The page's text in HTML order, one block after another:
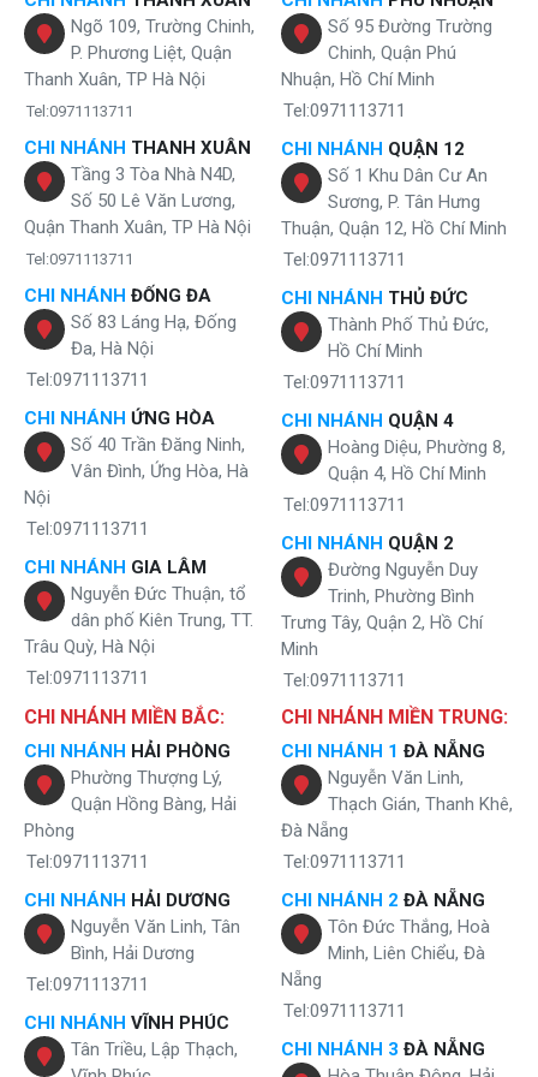
Cột trao đổi oxy kết tủa sắt Sakura với khả năng xử lý kim loại nặng
mạnh mẽ
Một trong những điểm nhấn quan trọng của SKGKUF313MI là
trao đổi oxy kết tủa sắtứng dụng công nghệ Ejector hiện đại. Hệ
thống này giúp hòa tan oxy vào nước, thúc đẩy quá trình oxy hóa sắt
và mangan hòa tan thành dạng kết tủa dễ dàng loại bỏ. Hiệu quả
mang lại:
Loại bỏ mùi tanh đặc trưng của nước giếng khoan
Hạn chế cặn nâu đỏ bám trên thiết bị vệ sinh
3 cột áp lực inox 304 - bền bỉ, an toàn, tuổi thọ cao
3 cột áp lực inox 304 kết hợp cùng vật liệu lọc cao cấp xử lý hiệu quả
nước giếng khoan
Hệ thống lọc tổng Sakura SKGKUF313MI được thiết kế với 3 cột áp lực
inox 304 kết hợp cùng vật liệu lọc chuyên dụng cao cấp, giúp xử lý
hiệu quả các tạp chất trong nước giếng khoan
Cột áp lực inox thứ nhất: Thực hiện bước tiền xử lý, loại bỏ các
tạp chất có kích thước lớn như bùn đất, cặn thô, rong rêu và
chất rắn lơ lửng thường xuất hiện trong nước giếng khoan.
Cột áp lực inox thứ hai: Sử dụng vật liệu lọc chuyên dụng để xử
Ngõ 109, Trường Chinh,
P. Phương Liệt, Quận
Thanh Xuân, TP Hà Nội
Tel:0971113711
CHI NHÁNH THANH XUÂN
Tầng 3 Tòa Nhà N4D,
Số 50 Lê Văn Lương,
Quận Thanh Xuân, TP Hà Nội
Tel:0971113711
CHI NHÁNH ĐỐNG ĐA
Số 83 Láng Hạ, Đống
Đa, Hà Nội
Tel:0971113711
CHI NHÁNH ỨNG HÒA
Số 40 Trần Đăng Ninh,
Vân Đình, Ứng Hòa, Hà
Nội
Tel:0971113711
CHI NHÁNH GIA LÂM
Nguyễn Đức Thuận, tổ
dân phố Kiên Trung, TT.
Trâu Quỳ, Hà Nội
Tel:0971113711
Số 95 Đường Trường
Chinh, Quận Phú
Nhuận, Hồ Chí Minh
Tel:0971113711
CHI NHÁNH QUẬN 12
Số 1 Khu Dân Cư An
Sương, P. Tân Hưng
Thuận, Quận 12, Hồ Chí Minh
Tel:0971113711
CHI NHÁNH THỦ ĐỨC
Thành Phố Thủ Đức,
Hồ Chí Minh
Tel:0971113711
CHI NHÁNH QUẬN 4
Hoàng Diệu, Phường 8,
Quận 4, Hồ Chí Minh
Tel:0971113711
CHI NHÁNH QUẬN 2
Đường Nguyễn Duy
Trinh, Phường Bình
Trưng Tây, Quận 2, Hồ Chí
Minh
Tel:0971113711
CHI NHÁNH MIỀN BẮC:
CHI NHÁNH HẢI PHÒNG
Phường Thượng Lý,
Quận Hồng Bàng, Hải
Phòng
Tel:0971113711
CHI NHÁNH HẢI DƯƠNG
Nguyễn Văn Linh, Tân
Bình, Hải Dương
Tel:0971113711
CHI NHÁNH VĨNH PHÚC
Tân Triều, Lập Thạch,
CHI NHÁNH MIỀN TRUNG:
CHI NHÁNH 1 ĐÀ NẴNG
Nguyễn Văn Linh,
Thạch Gián, Thanh Khê,
Đà Nẵng
Tel:0971113711
CHI NHÁNH 2 ĐÀ NẴNG
Tôn Đức Thắng, Hoà
Minh, Liên Chiểu, Đà
Nẵng
Tel:0971113711
CHI NHÁNH 3 ĐÀ NẴNG